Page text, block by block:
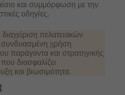
και συμμόρφωση με την
οδηγίες.
πελατειακών
συνδυασμένη χρήση
παράγοντα και στρατηγικής
διασφαλίζει
και βιωσιμότητα.